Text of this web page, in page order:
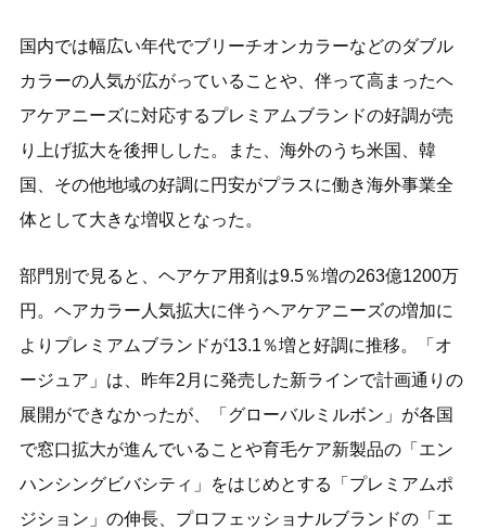
国内では幅広い年代でブリーチオンカラーなどのダブル
カラーの人気が広がっていることや、伴って高まったヘ
アケアニーズに対応するプレミアムブランドの好調が売
り上げ拡大を後押しした。また、海外のうち米国、韓
国、その他地域の好調に円安がプラスに働き海外事業全
体として大きな増収となった。
部門別で見ると、ヘアケア用剤は9.5％増の263億1200万
円。ヘアカラー人気拡大に伴うヘアケアニーズの増加に
よりプレミアムブランドが13.1％増と好調に推移。「オ
ージュア」は、昨年2月に発売した新ラインで計画通りの
展開ができなかったが、「グローバルミルボン」が各国
で窓口拡大が進んでいることや育毛ケア新製品の「エン
ハンシングビバシティ」をはじめとする「プレミアムポ
ジション」の伸長、プロフェッショナルブランドの「エ